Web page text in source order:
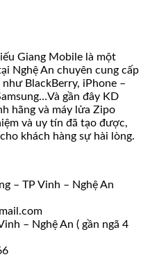
Giang Mobile là một
Nghệ An chuyên cung cấp
BlackBerry, iPhone –
gần đây KD
hãng và máy lửa Zipo
và uy tín đã tạo được,
khách hàng sự hài lòng.
– TP Vinh – Nghệ An
– Nghệ An ( gần ngã 4